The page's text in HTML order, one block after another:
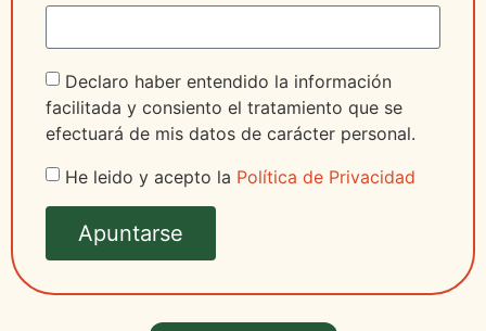
Declaro haber entendido la información
facilitada y consiento el tratamiento que se
efectuará de mis datos de carácter personal.
He leido y acepto la Política de Privacidad
Apuntarse